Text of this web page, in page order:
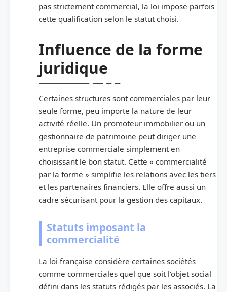
pas strictement commercial, la loi impose parfois
cette qualification selon le statut choisi.
Influence de la forme
juridique
Certaines structures sont commerciales par leur
seule forme, peu importe la nature de leur
activité réelle. Un promoteur immobilier ou un
gestionnaire de patrimoine peut diriger une
entreprise commerciale simplement en
choisissant le bon statut. Cette « commercialité
par la forme » simplifie les relations avec les tiers
et les partenaires financiers. Elle offre aussi un
cadre sécurisant pour la gestion des capitaux.
Statuts imposant la
commercialité
La loi française considère certaines sociétés
comme commerciales quel que soit l’objet social
défini dans les statuts rédigés par les associés. La